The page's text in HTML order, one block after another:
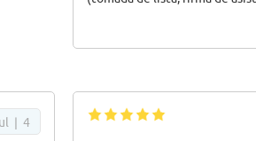
| 4